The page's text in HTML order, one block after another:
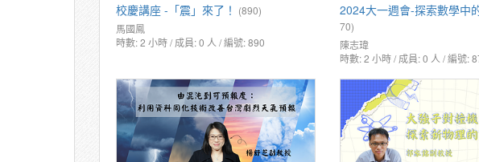
校慶講座 -「震」來了！ (890)
馬國鳳
時數: 2 小時 / 成員: 0 人 / 編號: 890
2024大一週會-探索數學中
70)
陳志瑋
時數: 2 小時 / 成員: 0 人 / 編號: